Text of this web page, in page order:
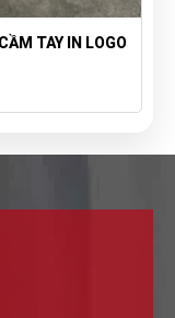
TAY IN LOGO